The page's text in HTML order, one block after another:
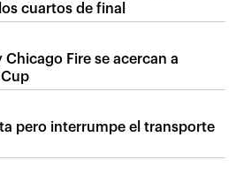
cuartos de final
Fire se acercan a
pero interrumpe el transporte